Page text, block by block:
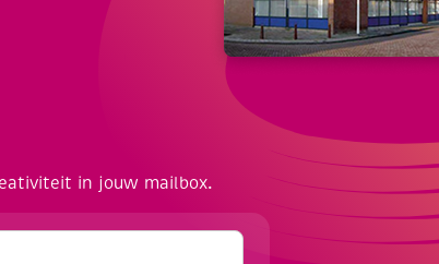
in jouw mailbox.